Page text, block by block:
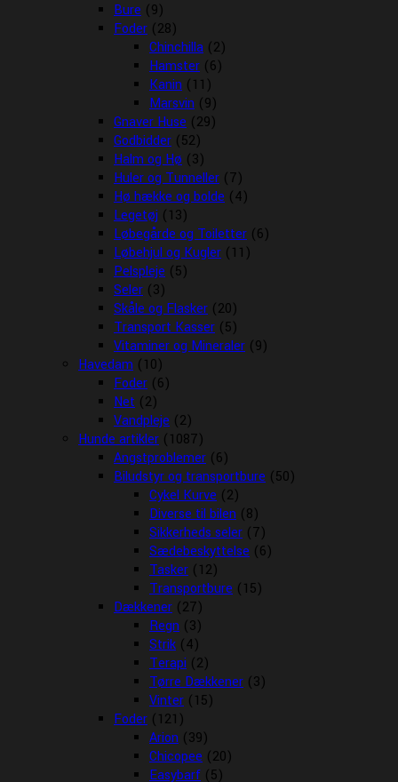
Bure (9)
Foder (28)
Chinchilla (2)
Hamster (6)
Kanin (11)
Marsvin (9)
Gnaver Huse (29)
Godbidder (52)
Halm og Hø (3)
Huler og Tunneller (7)
Hø hække og bolde (4)
Legetøj (13)
Løbegårde og Toiletter (6)
Løbehjul og Kugler (11)
Pelspleje (5)
Seler (3)
Skåle og Flasker (20)
Transport Kasser (5)
Vitaminer og Mineraler (9)
Havedam (10)
Foder (6)
Net (2)
Vandpleje (2)
Hunde artikler (1087)
Angstproblemer (6)
Biludstyr og transportbure (50)
Cykel Kurve (2)
Diverse til bilen (8)
Sikkerheds seler (7)
Sædebeskyttelse (6)
Tasker (12)
Transportbure (15)
Dækkener (27)
Regn (3)
Strik (4)
Terapi (2)
Tørre Dækkener (3)
Vinter (15)
Foder (121)
Arion (39)
Chicopee (20)
Easybarf (5)